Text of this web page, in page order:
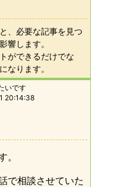
、必要な記事を見つ
響します。
ができるだけでな
なります。
いです
20:14:38
。
で相談させていた